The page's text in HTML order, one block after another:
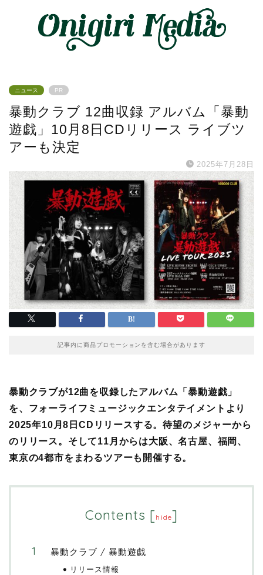
ニュース PR
暴動クラブ 12曲収録 アルバム「暴動
遊戯」10月8日CDリリース ライブツ
アーも決定
2025年7月28日
記事内に商品プロモーションを含む場合があります
暴動クラブが12曲を収録したアルバム「暴動遊戯」
を、フォーライフミュージックエンタテイメントより
2025年10月8日CDリリースする。待望のメジャーから
のリリース。そして11月からは大阪、名古屋、福岡、
東京の4都市をまわるツアーも開催する。
Contents [hide]
暴動クラブ / 暴動遊戯
リリース情報